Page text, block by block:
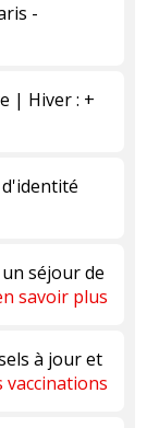
-
| Hiver : +
séjour de
savoir plus
à jour et
vaccinations